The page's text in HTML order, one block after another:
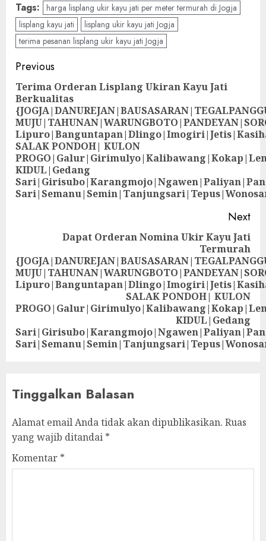
Tags: harga lisplang ukir kayu jati per meter termurah di Jogja
lisplang kayu jati
lisplang ukir kayu jati Jogja
terima pesanan lisplang ukir kayu jati Jogja
Previous
Terima Orderan Lisplang Ukiran Kayu Jati
Berkualitas
SALAK PONDOH| KULON
KIDUL|Gedang
Next
Dapat Orderan Nomina Ukir Kayu Jati
Termurah
SALAK PONDOH| KULON
KIDUL|Gedang
Tinggalkan Balasan
Alamat email Anda tidak akan dipublikasikan. Ruas
yang wajib ditandai *
Komentar *